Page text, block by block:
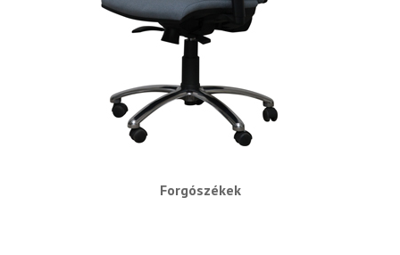
Forgószékek